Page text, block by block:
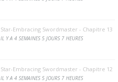
Star-Embracing Swordmaster - Chapitre 13
IL Y A 4 SEMAINES 5 JOURS 7 HEURES
Star-Embracing Swordmaster - Chapitre 12
IL Y A 4 SEMAINES 5 JOURS 7 HEURES